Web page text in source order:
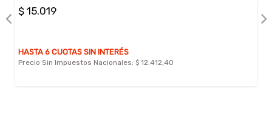
$ 15.019
HASTA 6 CUOTAS SIN INTERÉS
Precio Sin Impuestos Nacionales: $ 12.412,40